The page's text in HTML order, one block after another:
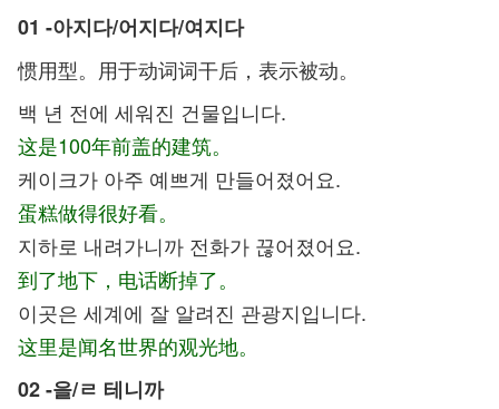
01 -아지다/어지다/여지다
惯用型。用于动词词干后，表示被动。
백 년 전에 세워진 건물입니다.
这是100年前盖的建筑。
케이크가 아주 예쁘게 만들어졌어요.
蛋糕做得很好看。
지하로 내려가니까 전화가 끊어졌어요.
到了地下，电话断掉了。
이곳은 세계에 잘 알려진 관광지입니다.
这里是闻名世界的观光地。
02 -을/ㄹ 테니까